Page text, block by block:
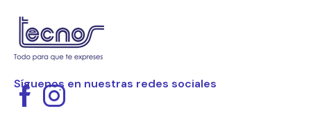
Síguenos en nuestras redes sociales